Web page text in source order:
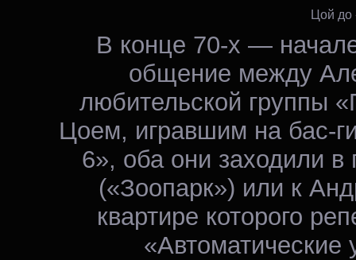
Цой до
В конце 70-х —
общение между
любительской группы
Цоем, игравшим на бас-
6», оба они заходили в
(«Зоопарк») или к
квартире которого
«Автоматические